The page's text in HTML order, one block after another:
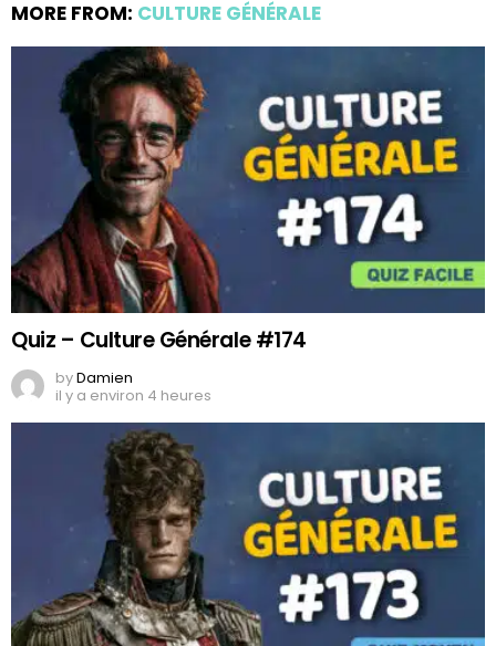
MORE FROM: CULTURE GÉNÉRALE
Quiz – Culture Générale #174
byDamien
il y a environ 4 heures